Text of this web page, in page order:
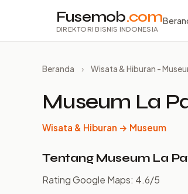
Fusemob.com
DIREKTORI BISNIS INDONESIA
Beranda › Wisata & Hiburan -
Museum La
Wisata & Hiburan → Museum
Tentang Museum La
Rating Google Maps: 4.6/5